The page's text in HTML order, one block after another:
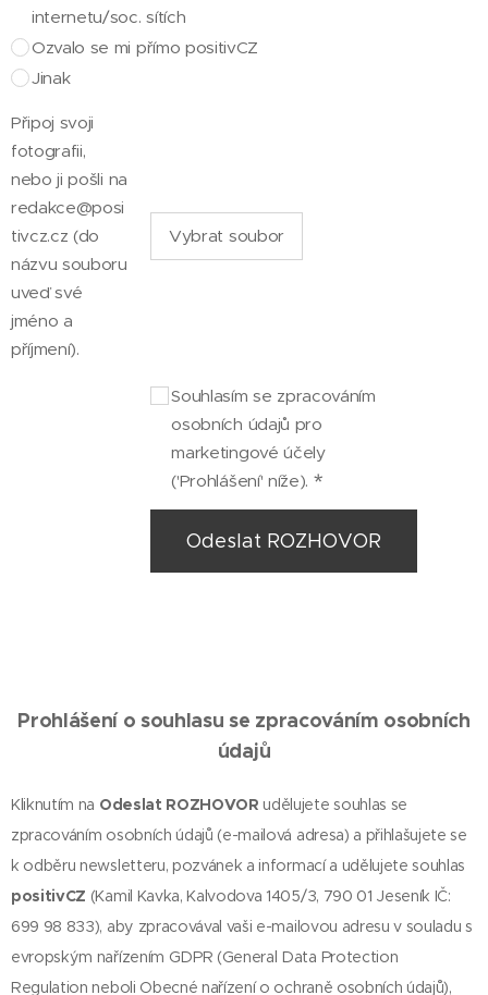
internetu/soc. sítích
Ozvalo se mi přímo positivCZ
Jinak
Připoj svoji
fotografii,
nebo ji pošli na
redakce@posi
tivcz.cz (do
názvu souboru
uveď své
jméno a
příjmení).
Vybrat soubor
Souhlasím se zpracováním
osobních údajů pro
marketingové účely
('Prohlášení' níže).
Odeslat ROZHOVOR
Prohlášení o souhlasu se zpracováním osobních
údajů
Kliknutím na Odeslat ROZHOVORudělujete souhlas se
zpracováním osobních údajů (e-mailová adresa) a přihlašujete se
k odběru newsletteru, pozvánek a informací a udělujete souhlas
positivCZ (Kamil Kavka, Kalvodova 1405/3, 790 01 Jeseník IČ:
699 98 833), aby zpracovával vaši e-mailovou adresu v souladu s
evropským nařízením GDPR (General Data Protection
Regulation neboli Obecné nařízení o ochraně osobních údajů),